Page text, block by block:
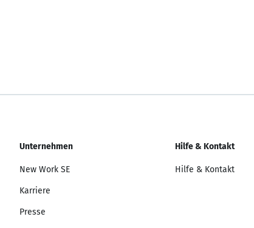
Unternehmen
New Work SE
Karriere
Presse
Hilfe & Kontakt
Hilfe & Kontakt